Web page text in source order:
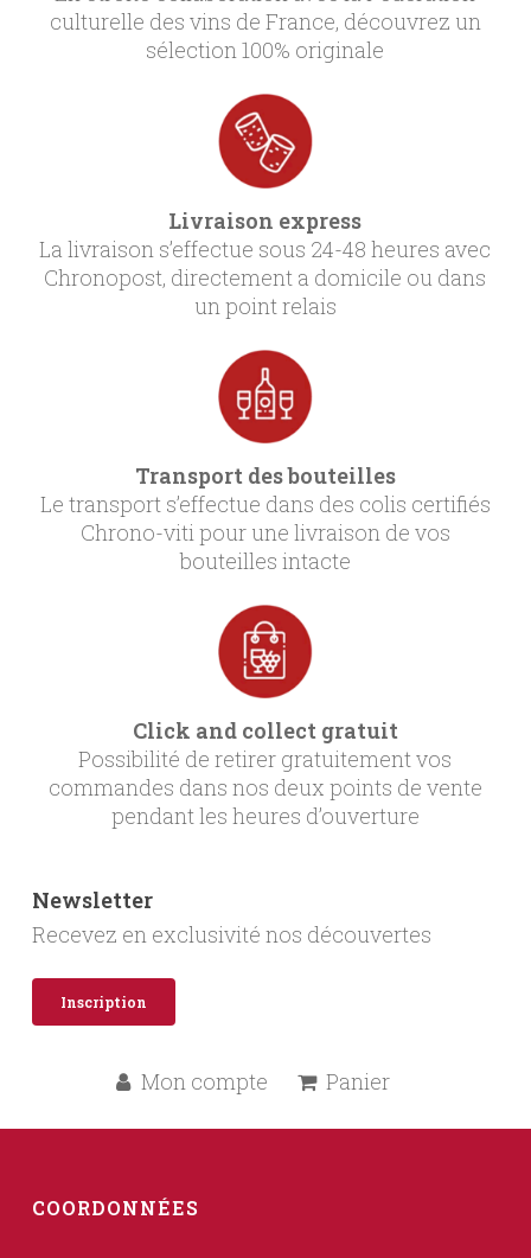
culturelle des vins de France, découvrez un
sélection 100% originale
Livraison express
La livraison s’effectue sous 24-48 heures avec
Chronopost, directement a domicile ou dans
un point relais
Transport des bouteilles
Le transport s’effectue dans des colis certifiés
Chrono-viti pour une livraison de vos
bouteilles intacte
Click and collect gratuit
Possibilité de retirer gratuitement vos
commandes dans nos deux points de vente
pendant les heures d’ouverture
Newsletter
Recevez en exclusivité nos découvertes
Inscription
Mon compte Panier
COORDONNÉES